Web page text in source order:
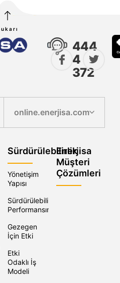
444
4
372
online.enerjisa.com
Sürdürülebilirlik
Yönetişim
Yapısı
Sürdürülebilirlik
Performansımız
Gezegen
İçin Etki
Etki
Odaklı İş
Modeli
Enerjisa
Müşteri
Çözümleri